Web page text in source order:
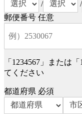
/
/
郵便番号 任意
「1234567」または
てください
都道府県 必須